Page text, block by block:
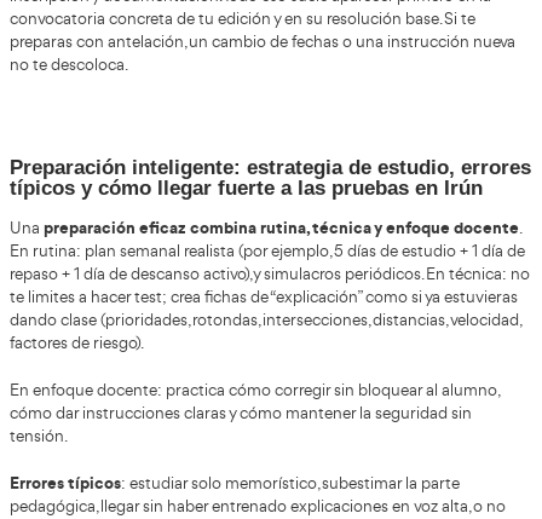
Convocatorias: cómo son, dónde se
oficial del curso de aptitud
comunicaciones centralizadas por la Sede Electrónica de la
específicas por edición) y con la resolución marco publicada
DGT cuenta con una página dedicada a las convocatorias,
colgando notas, resoluciones e información práctica.
Lo más útil para el aspirante estratar la convocatoria como
anota fechas de solicitud, revisa listados de admitidos, y
semanal para comprobar novedades (cambios de calendario,
instrucciones para exámenes o plataformas).